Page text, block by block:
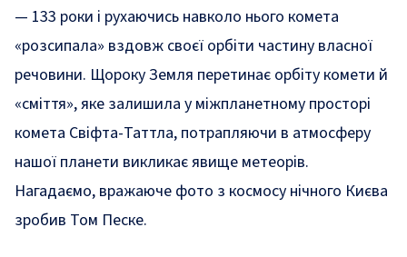
— 133 роки і рухаючись навколо нього комета
«розсипала» вздовж своєї орбіти частину власної
речовини. Щороку Земля перетинає орбіту комети й
«сміття», яке залишила у міжпланетному просторі
комета Свіфта-Таттла, потрапляючи в атмосферу
нашої планети викликає явище метеорів.
Нагадаємо, вражаюче фото з космосу нічного Києва
зробив Том Песке.